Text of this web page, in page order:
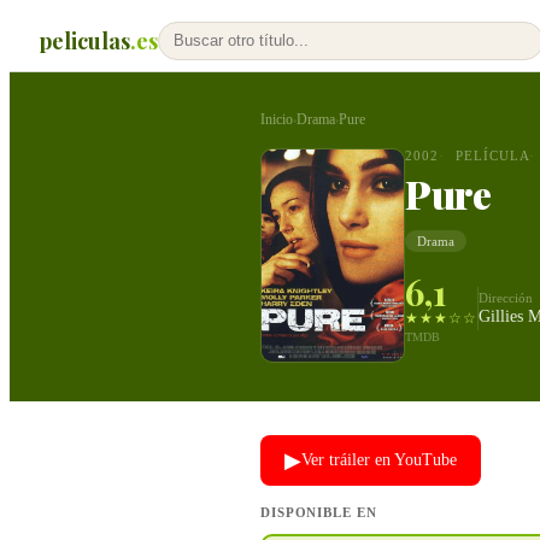
peliculas.es
Inicio›Drama›Pure
2002 PELÍCULA
Pure
Drama
6,1
★★★☆☆
TMDB
Dirección
Gillies
▶Ver tráiler en YouTube
DISPONIBLE EN